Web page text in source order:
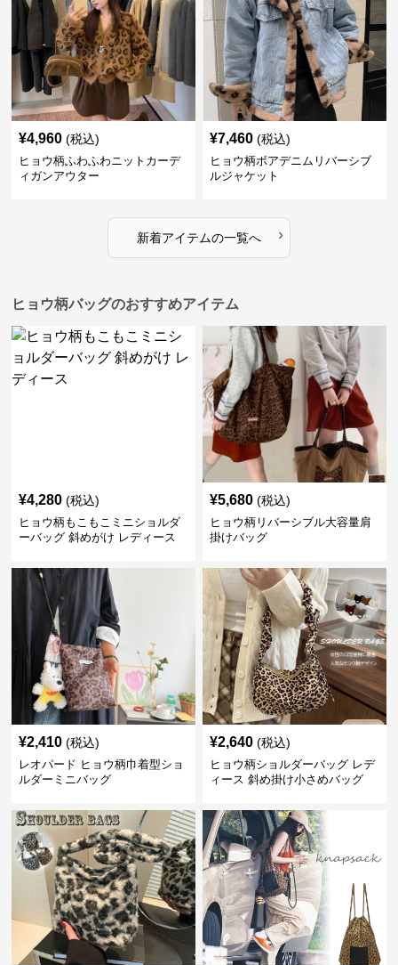
¥4,960 (税込)
ヒョウ柄ふわふわニットカーデ
ィガンアウター
¥7,460 (税込)
ヒョウ柄ボアデニムリバーシブ
ルジャケット
新着アイテムの一覧へ ›
ヒョウ柄バッグのおすすめアイテム
¥4,280 (税込)
ヒョウ柄もこもこミニショルダ
ーバッグ 斜めがけ レディース
¥5,680 (税込)
ヒョウ柄リバーシブル大容量肩
掛けバッグ
¥2,410 (税込)
レオパード ヒョウ柄巾着型ショ
ルダーミニバッグ
¥2,640 (税込)
ヒョウ柄ショルダーバッグ レデ
ィース 斜め掛け小さめバッグ